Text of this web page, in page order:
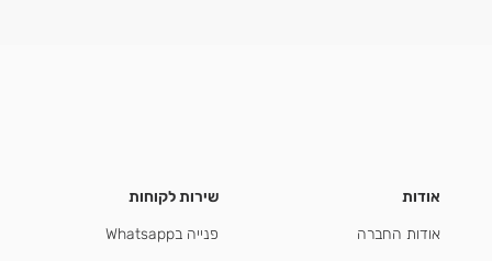
אודות
אודות החברה
שירות לקוחות
פנייה בWhatsapp